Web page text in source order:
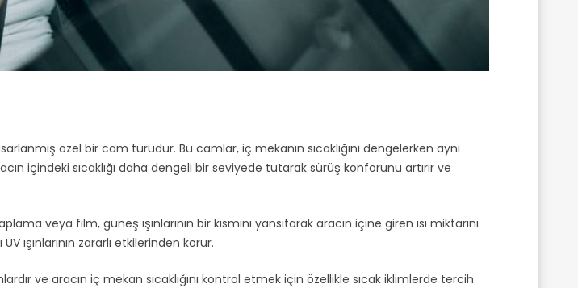
özel bir cam türüdür. Bu camlar, iç mekanın sıcaklığını dengelerken aynı
içindeki sıcaklığı daha dengeli bir seviyede tutarak sürüş konforunu artırır ve
veya film, güneş ışınlarının bir kısmını yansıtarak aracın içine giren ısı miktarını
ışınlarının zararlı etkilerinden korur.
ve aracın iç mekan sıcaklığını kontrol etmek için özellikle sıcak iklimlerde tercih